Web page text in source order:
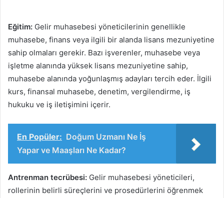
Eğitim: Gelir muhasebesi yöneticilerinin genellikle
muhasebe, finans veya ilgili bir alanda lisans mezuniyetine
sahip olmaları gerekir. Bazı işverenler, muhasebe veya
işletme alanında yüksek lisans mezuniyetine sahip,
muhasebe alanında yoğunlaşmış adayları tercih eder. İlgili
kurs, finansal muhasebe, denetim, vergilendirme, iş
hukuku ve iş iletişimini içerir.
En Popüler: Doğum Uzmanı Ne İş
Yapar ve Maaşları Ne Kadar?
Antrenman tecrübesi: Gelir muhasebesi yöneticileri,
rollerinin belirli süreçlerini ve prosedürlerini öğrenmek